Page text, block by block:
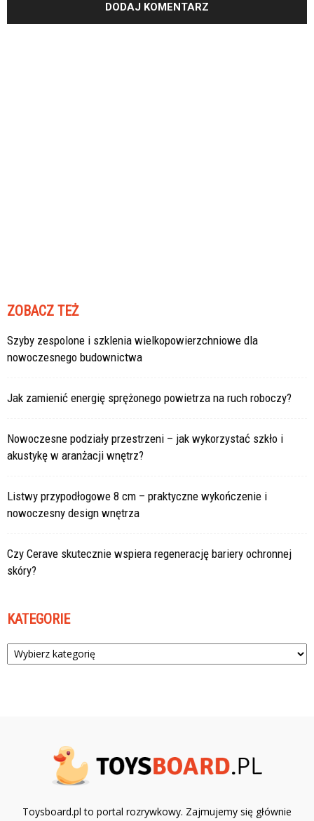
ZOBACZ TEŻ
Szyby zespolone i szklenia wielkopowierzchniowe dla
nowoczesnego budownictwa
Jak zamienić energię sprężonego powietrza na ruch roboczy?
Nowoczesne podziały przestrzeni – jak wykorzystać szkło i
akustykę w aranżacji wnętrz?
Listwy przypodłogowe 8 cm – praktyczne wykończenie i
nowoczesny design wnętrza
Czy Cerave skutecznie wspiera regenerację bariery ochronnej
skóry?
KATEGORIE
Kategorie
Toysboard.pl to portal rozrywkowy. Zajmujemy się głównie